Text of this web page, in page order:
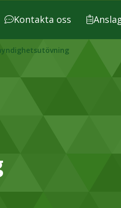
Kontakta oss